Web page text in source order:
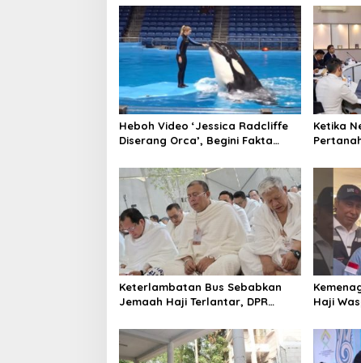
Tetangga
Heboh Video ‘Jessica Radcliffe
Diserang Orca’, Begini Fakta
Ketika
Keterlambatan Bus Sebabkan
Jemaah Haji Terlantar, DPR
Pelayanan Buruk
Haji